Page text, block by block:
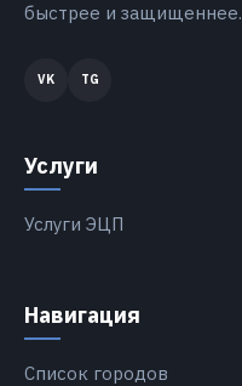
быстрее и защищеннее.
Услуги
Услуги ЭЦП
Навигация
Список городов